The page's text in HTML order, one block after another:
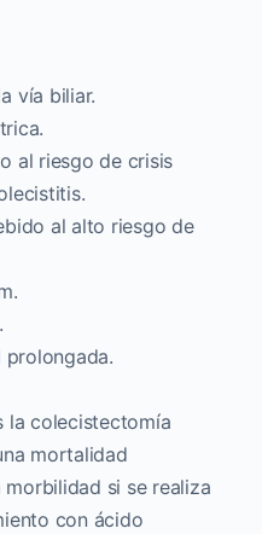
vía biliar.
al riesgo de crisis
al alto riesgo de
la colecistectomía
mortalidad
si se realiza
con ácido